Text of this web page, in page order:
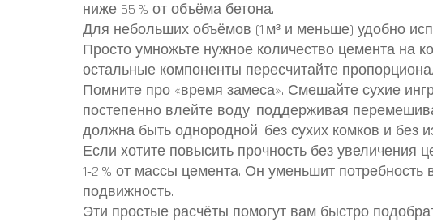
ниже 65 % от объёма бетона.
Для небольших объёмов (1 м³ и меньше) удобно
Просто умножьте нужное количество цемента на
остальные компоненты пересчитайте
Помните про «время замеса». Смешайте сухие
постепенно влейте воду, поддерживая
должна быть однородной, без сухих комков и без
Если хотите повысить прочность без увеличения
1‑2 % от массы цемента. Он уменьшит
подвижность.
Эти простые расчёты помогут вам быстро